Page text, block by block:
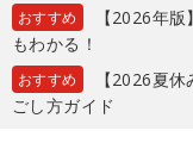
おすすめ
【2026年
もわかる！
おすすめ
【2026夏
ごし方ガイド